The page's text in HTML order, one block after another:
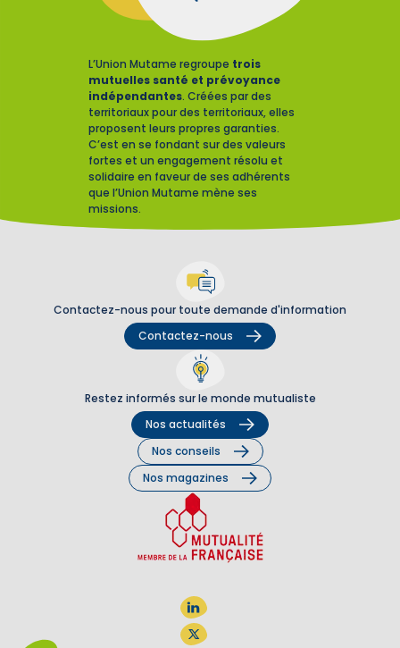
L’Union Mutame regroupe trois
mutuelles santé et prévoyance
indépendantes. Créées par des
territoriaux pour des territoriaux, elles
proposent leurs propres garanties.
C’est en se fondant sur des valeurs
fortes et un engagement résolu et
solidaire en faveur de ses adhérents
que l’Union Mutame mène ses
missions.
Contactez-nous pour toute demande d'information
Contactez-nous
Restez informés sur le monde mutualiste
Nos actualités
Nos conseils
Nos magazines